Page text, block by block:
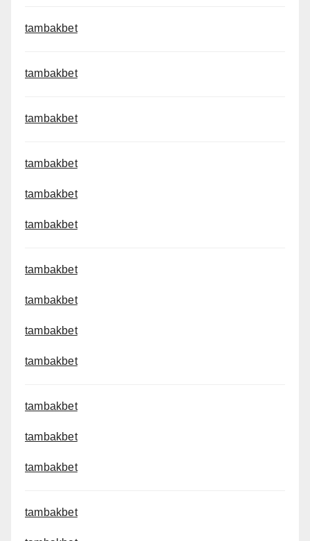
tambakbet
tambakbet
tambakbet
tambakbet
tambakbet
tambakbet
tambakbet
tambakbet
tambakbet
tambakbet
tambakbet
tambakbet
tambakbet
tambakbet